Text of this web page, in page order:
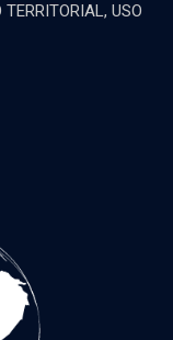
USO